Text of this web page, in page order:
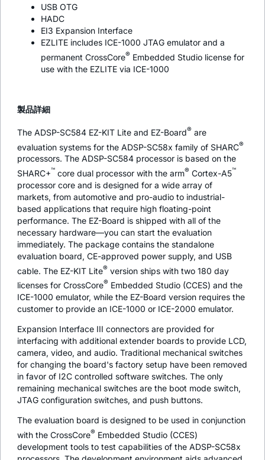
USB OTG
HADC
EI3 Expansion Interface
EZLITE includes ICE-1000 JTAG emulator and a
permanent CrossCore® Embedded Studio license for
use with the EZLITE via ICE-1000
製品詳細
The ADSP-SC584 EZ-KIT Lite and EZ-Board® are
evaluation systems for the ADSP-SC58x family of SHARC®
processors. The ADSP-SC584 processor is based on the
SHARC+™ core dual processor with the arm® Cortex-A5™
processor core and is designed for a wide array of
markets, from automotive and pro-audio to industrial-
based applications that require high floating-point
performance. The EZ-Board is shipped with all of the
necessary hardware—you can start the evaluation
immediately. The package contains the standalone
evaluation board, CE-approved power supply, and USB
cable. The EZ-KIT Lite® version ships with two 180 day
licenses for CrossCore® Embedded Studio (CCES) and the
ICE-1000 emulator, while the EZ-Board version requires the
customer to provide an ICE-1000 or ICE-2000 emulator.
Expansion Interface III connectors are provided for
interfacing with additional extender boards to provide LCD,
camera, video, and audio. Traditional mechanical switches
for changing the board's factory setup have been removed
in favor of I2C controlled software switches. The only
remaining mechanical switches are the boot mode switch,
JTAG configuration switches, and push buttons.
The evaluation board is designed to be used in conjunction
with the CrossCore® Embedded Studio (CCES)
development tools to test capabilities of the ADSP-SC58x